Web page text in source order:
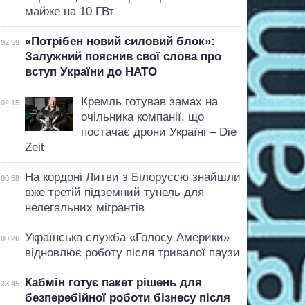
майже на 10 ГВт
02:59
«Потрібен новий силовий блок»:
Залужний пояснив свої слова про
вступ України до НАТО
02:15
Кремль готував замах на
очільника компанії, що
постачає дрони Україні – Die
Zeit
00:58
На кордоні Литви з Білоруссю знайшли
вже третій підземний тунель для
нелегальних мігрантів
00:26
Українська служба «Голосу Америки»
відновлює роботу після тривалої паузи
23:45
Кабмін готує пакет рішень для
безперебійної роботи бізнесу після